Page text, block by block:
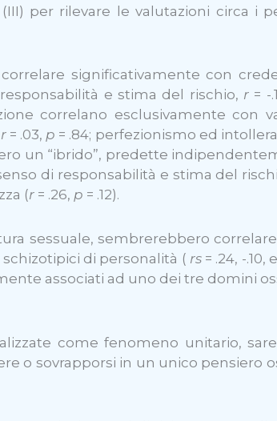
per rilevare le valutazioni circa i
significativamente con
e stima del rischio, r= -
correlano esclusivamente con
r = .03, p = .84; perfezionismo ed
un “ibrido”, predette
di responsabilità e stima del
(r = .26, p = .12).
sessuale, sembrerebbero
di personalità ( rs= .24, -.10,
associati ad uno dei tre domini
come fenomeno unitario,
o sovrapporsi in un unico pensiero